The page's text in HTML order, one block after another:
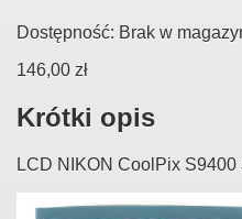
Dostępność: Brak w
146,00 zł
Krótki opis
LCD NIKON CoolPix S9400